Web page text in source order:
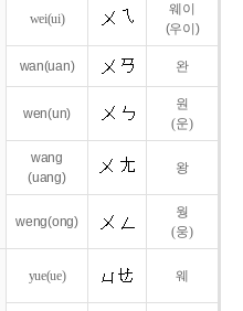
wei(ui)
웨이
(우이)
wan(uan) 완
wen(un)
원
(운)
wang
(uang)
왕
weng(ong)
웡
(웅)
yue(ue) 웨